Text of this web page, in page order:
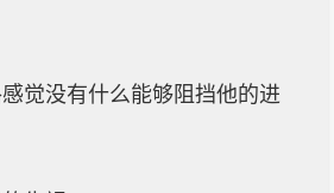
觉没有什么能够阻挡他的进